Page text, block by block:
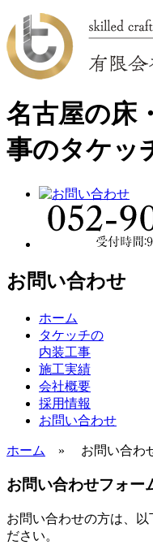
名古屋の床
事のタケッ
お問い合わせ
ホーム
タケッチの
内装工事
施工実績
会社概要
採用情報
お問い合わせ
ホーム » お問い合わ
お問い合わせフォー
お問い合わせの方は、以
ださい。